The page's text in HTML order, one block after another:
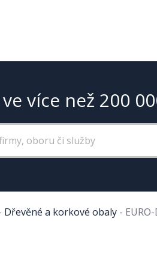
více než 200
Dřevěné a korkové obaly -